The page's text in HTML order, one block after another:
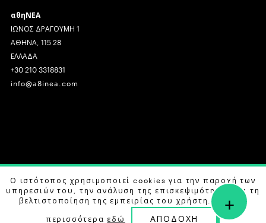
αθηΝΕΑ
ΙΩΝΟΣ ΔΡΑΓΟΥΜΗ 1
ΑΘΗΝΑ, 115 28
ΕΛΛΑΔΑ
+30 210 3318831
info@a8inea.com
COPYRIGHT © 2026 αθηΝΕΑ, ALL RIGHTS RESERVED.
DESIGN BY G DESIGN STUDIO. DEVELOPED BYB LABS
Ο ιστότοπος χρησιμοποιεί cookies για την παροχή των
υπηρεσιών του, την ανάλυση της επισκεψιμότητας και τη
βελτιστοποίηση της εμπειρίας του χρήστη. Μάθετε
περισσότεραεδώ ΑΠΟΔΟΧΗ
+